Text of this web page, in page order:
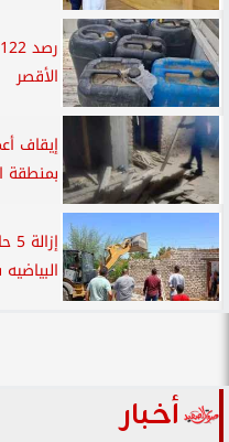
الأقصر
إيقاف
بمنطقة
أخبار